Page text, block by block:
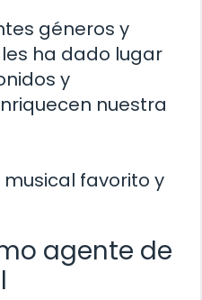
géneros y
ha dado lugar
y
nuestra
favorito y
agente de